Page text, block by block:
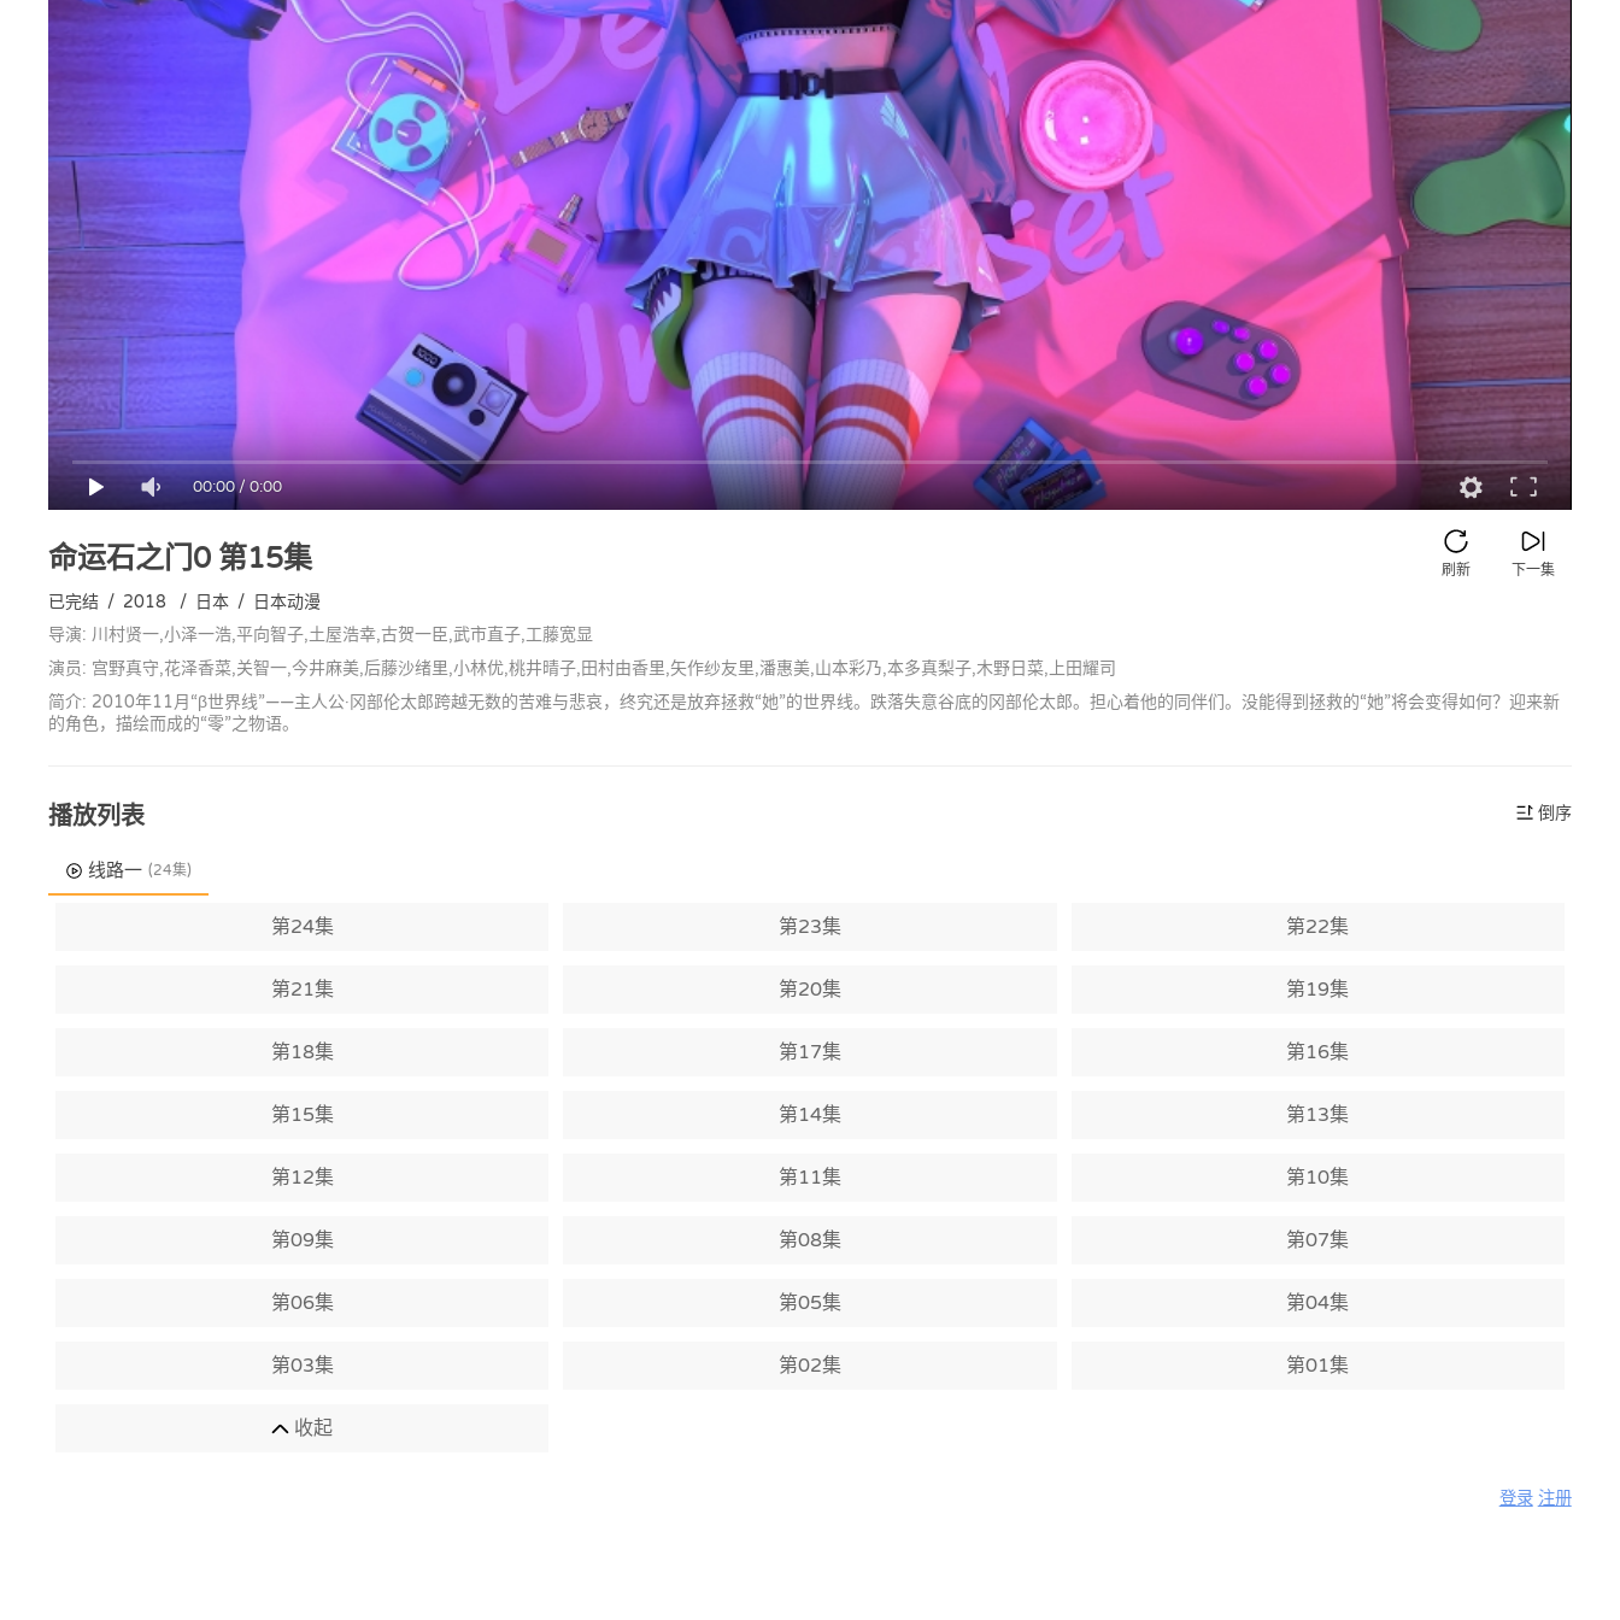
00:00/0:00
命运石之门0 第15集 下一集
刷新
已完结 / 2018 / 日本 / 日本动漫
导演: 川村贤一,小泽一浩,平向智子,土屋浩幸,古贺一臣,武市直子,工藤宽显
演员: 宫野真守,花泽香菜,关智一,今井麻美,后藤沙绪里,小林优,桃井晴子,田村由香里,矢作纱友里,潘惠美,山本彩乃,本多真梨子,木野日菜,上田耀司
简介: 2010年11月“β世界线”——主人公·冈部伦太郎跨越无数的苦难与悲哀，终究还是放弃拯救“她”的世界线。跌落失意谷底的冈部伦太郎。担心着他的同伴们。没能得到拯救的“她”将会变得如何？迎来新
的角色，描绘而成的“零”之物语。
播放列表 倒序
线路一 (24集)
第24集 第23集 第22集
第21集 第20集 第19集
第18集 第17集 第16集
第15集 第14集 第13集
第12集 第11集 第10集
第09集 第08集 第07集
第06集 第05集 第04集
第03集 第02集 第01集
收起
登录 注册